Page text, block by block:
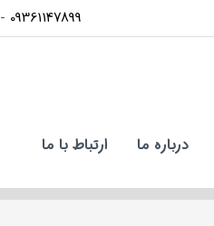
09361147899
-
درباره ما ارتباط با ما